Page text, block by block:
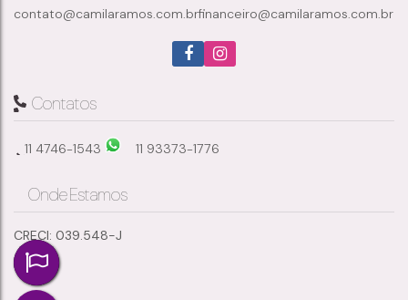
3 3 123m² 2
contato@camilaramos.com.brfinanceiro@camilaramos.com.br
Contatos
11 4746-1543 11 93373-1776
Onde Estamos
CRECI: 039.548-J